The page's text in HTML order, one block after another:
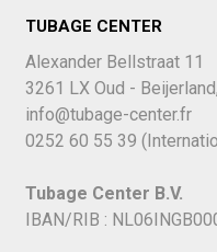
TUBAGE CENTER
Alexander Bellstraat 11
3261 LX Oud -
info@tubage-center.fr
0252 60 55 39
Tubage Center B.V.
IBAN/RIB :